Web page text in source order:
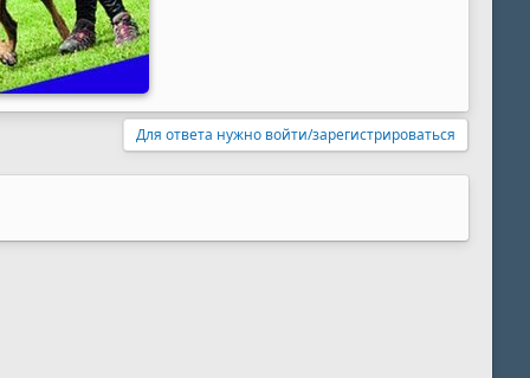
Для ответа нужно войти/зарегистрироваться